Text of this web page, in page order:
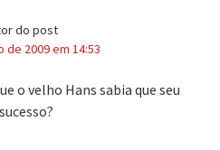
do post
2009 em 14:53
o velho Hans sabia que seu